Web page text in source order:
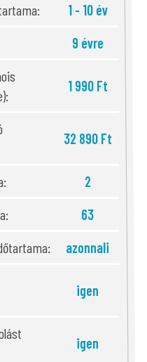
1 - 10 év
9 évre
1 990 Ft
32 890 Ft
2
63
azonnali
igen
igen